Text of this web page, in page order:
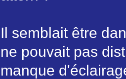
Il semblait être
ne pouvait pas
manque